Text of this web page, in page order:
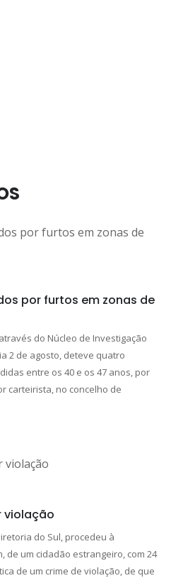
por furtos em zonas de
do Núcleo de Investigação
2 de agosto, deteve quatro
entre os 40 e os 47 anos, por
carteirista, no concelho de
violação
do Sul, procedeu à
de um cidadão estrangeiro, com 24
de um crime de violação, de que